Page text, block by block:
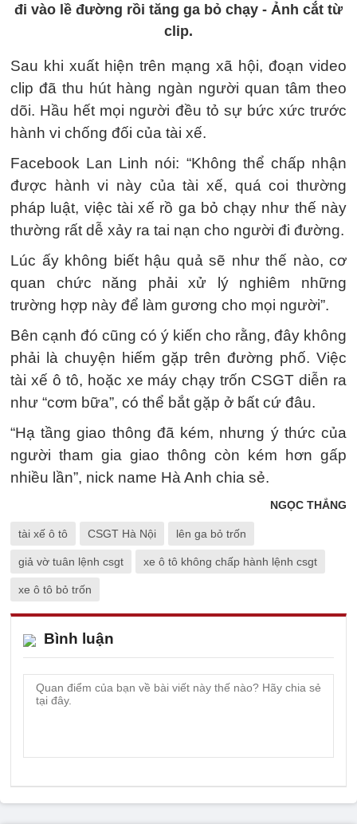
đi vào lề đường rồi tăng ga bỏ chạy - Ảnh cắt từ
clip.
Sau khi xuất hiện trên mạng xã hội, đoạn video
clip đã thu hút hàng ngàn người quan tâm theo
dõi. Hầu hết mọi người đều tỏ sự bức xức trước
hành vi chống đối của tài xế.
Facebook Lan Linh nói: “Không thể chấp nhận
được hành vi này của tài xế, quá coi thường
pháp luật, việc tài xế rồ ga bỏ chạy như thế này
thường rất dễ xảy ra tai nạn cho người đi đường.
Lúc ấy không biết hậu quả sẽ như thế nào, cơ
quan chức năng phải xử lý nghiêm những
trường hợp này để làm gương cho mọi người”.
Bên cạnh đó cũng có ý kiến cho rằng, đây không
phải là chuyện hiếm gặp trên đường phố. Việc
tài xế ô tô, hoặc xe máy chạy trốn CSGT diễn ra
như “cơm bữa”, có thể bắt gặp ở bất cứ đâu.
“Hạ tầng giao thông đã kém, nhưng ý thức của
người tham gia giao thông còn kém hơn gấp
nhiều lần”, nick name Hà Anh chia sẻ.
NGỌC THẮNG
tài xế ô tô CSGT Hà Nội lên ga bỏ trốn
giả vờ tuân lệnh csgt xe ô tô không chấp hành lệnh csgt
xe ô tô bỏ trốn
Bình luận